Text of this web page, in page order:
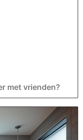
met vrienden?